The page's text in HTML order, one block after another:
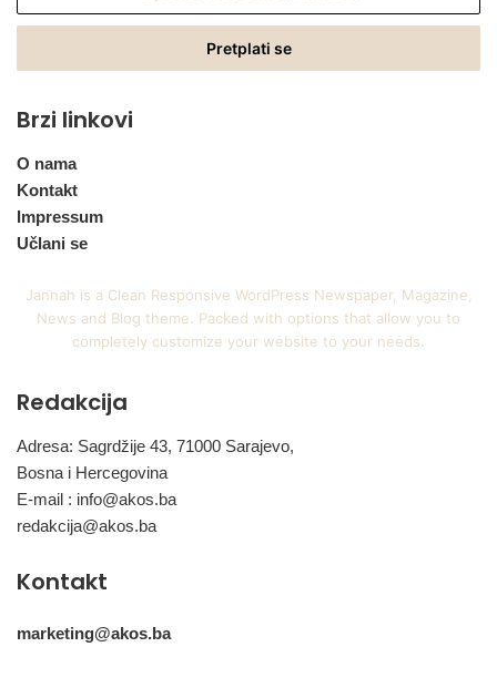
Email
Brzi linkovi
O nama
Kontakt
Impressum
Učlani se
Jannah is a Clean Responsive WordPress Newspaper, Magazine,
News and Blog theme. Packed with options that allow you to
completely customize your website to your needs.
Redakcija
Adresa: Sagrdžije 43, 71000 Sarajevo,
Bosna i Hercegovina
E-mail : info@akos.ba
redakcija@akos.ba
Kontakt
marketing@akos.ba